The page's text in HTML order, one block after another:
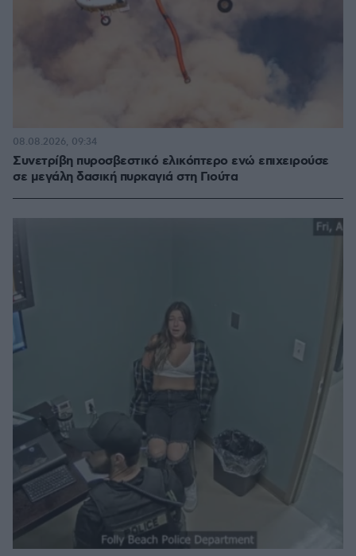
Συνετρίβη πυροσβεστικό ελικόπτερο ενώ επιχειρούσε
σε μεγάλη δασική πυρκαγιά στη Γιούτα
08.08.2026, 09:34